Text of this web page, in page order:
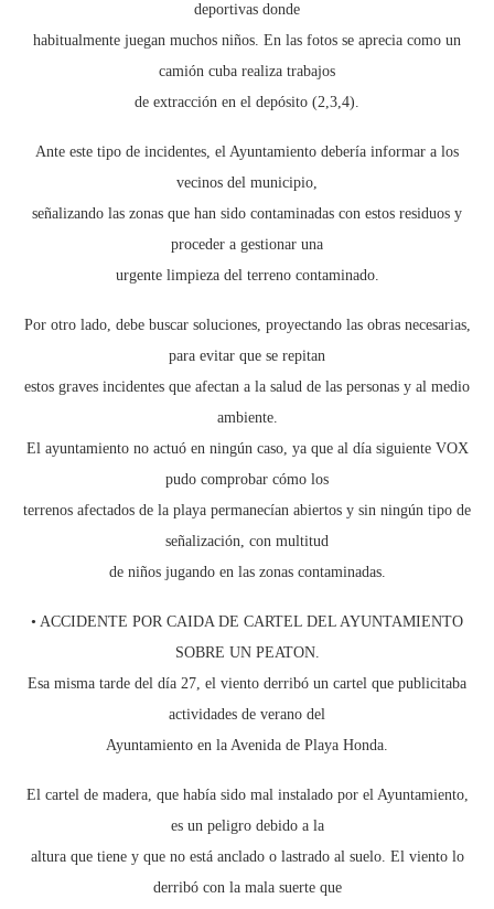
deportivas donde
habitualmente juegan muchos niños. En las fotos se aprecia como un
camión cuba realiza trabajos
de extracción en el depósito (2,3,4).
Ante este tipo de incidentes, el Ayuntamiento debería informar a los
vecinos del municipio,
señalizando las zonas que han sido contaminadas con estos residuos y
proceder a gestionar una
urgente limpieza del terreno contaminado.
Por otro lado, debe buscar soluciones, proyectando las obras necesarias,
para evitar que se repitan
estos graves incidentes que afectan a la salud de las personas y al medio
ambiente.
El ayuntamiento no actuó en ningún caso, ya que al día siguiente VOX
pudo comprobar cómo los
terrenos afectados de la playa permanecían abiertos y sin ningún tipo de
señalización, con multitud
de niños jugando en las zonas contaminadas.
• ACCIDENTE POR CAIDA DE CARTEL DEL AYUNTAMIENTO
SOBRE UN PEATON.
Esa misma tarde del día 27, el viento derribó un cartel que publicitaba
actividades de verano del
Ayuntamiento en la Avenida de Playa Honda.
El cartel de madera, que había sido mal instalado por el Ayuntamiento,
es un peligro debido a la
altura que tiene y que no está anclado o lastrado al suelo. El viento lo
derribó con la mala suerte que